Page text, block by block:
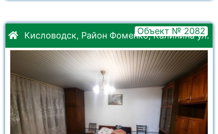
Кисловодск, Район Фоменко, Калинина ул.
Объект № 2082